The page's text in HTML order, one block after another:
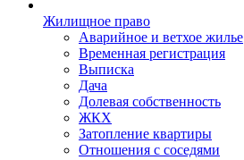
Жилищное право
Аварийное и ветхое жилье
Временная регистрация
Выписка
Дача
Долевая собственность
ЖКХ
Затопление квартиры
Отношения с соседями